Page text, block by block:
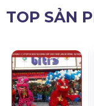
TOP SẢN